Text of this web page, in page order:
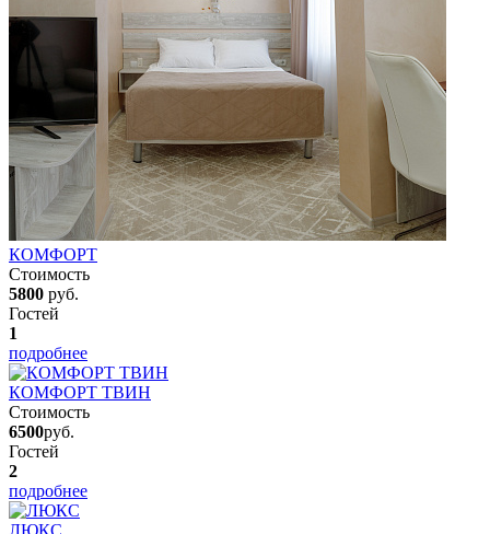
КОМФОРТ
Стоимость
5800 руб.
Гостей
1
подробнее
КОМФОРТ ТВИН
Стоимость
6500руб.
Гостей
2
подробнее